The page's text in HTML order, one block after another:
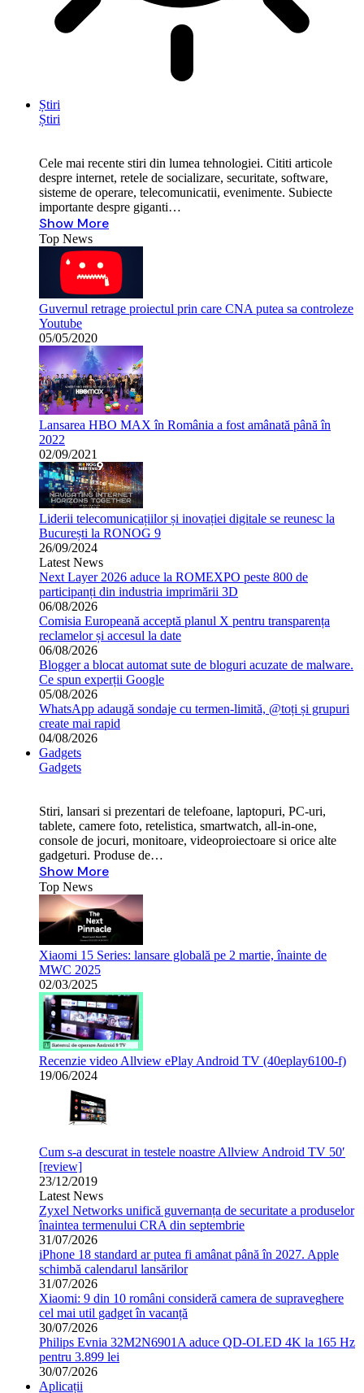
Știri
Știri
Cele mai recente stiri din lumea tehnologiei. Cititi articole
despre internet, retele de socializare, securitate, software,
sisteme de operare, telecomunicatii, evenimente. Subiecte
importante despre giganti…
Show More
Top News
Guvernul retrage proiectul prin care CNA putea sa controleze
Youtube
05/05/2020
Lansarea HBO MAX în România a fost amânată până în
2022
02/09/2021
Liderii telecomunicațiilor și inovației digitale se reunesc la
București la RONOG 9
26/09/2024
Latest News
Next Layer 2026 aduce la ROMEXPO peste 800 de
participanți din industria imprimării 3D
06/08/2026
Comisia Europeană acceptă planul X pentru transparența
reclamelor și accesul la date
06/08/2026
Blogger a blocat automat sute de bloguri acuzate de malware.
Ce spun experții Google
05/08/2026
WhatsApp adaugă sondaje cu termen-limită, @toți și grupuri
create mai rapid
04/08/2026
Gadgets
Gadgets
Stiri, lansari si prezentari de telefoane, laptopuri, PC-uri,
tablete, camere foto, retelistica, smartwatch, all-in-one,
console de jocuri, monitoare, videoproiectoare si orice alte
gadgeturi. Produse de…
Show More
Top News
Xiaomi 15 Series: lansare globală pe 2 martie, înainte de
MWC 2025
02/03/2025
Recenzie video Allview ePlay Android TV (40eplay6100-f)
19/06/2024
Cum s-a descurat in testele noastre Allview Android TV 50′
[review]
23/12/2019
Latest News
Zyxel Networks unifică guvernanța de securitate a produselor
înaintea termenului CRA din septembrie
31/07/2026
iPhone 18 standard ar putea fi amânat până în 2027. Apple
schimbă calendarul lansărilor
31/07/2026
Xiaomi: 9 din 10 români consideră camera de supraveghere
cel mai util gadget în vacanță
30/07/2026
Philips Evnia 32M2N6901A aduce QD-OLED 4K la 165 Hz
pentru 3.899 lei
30/07/2026
Aplicații